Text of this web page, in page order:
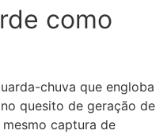
como
chuva que engloba
quesito de geração de
captura de